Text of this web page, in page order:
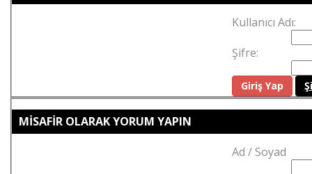
Kullanıcı Adı:
Şifre:
MİSAFİR OLARAK YORUM YAPIN
Ad / Soyad